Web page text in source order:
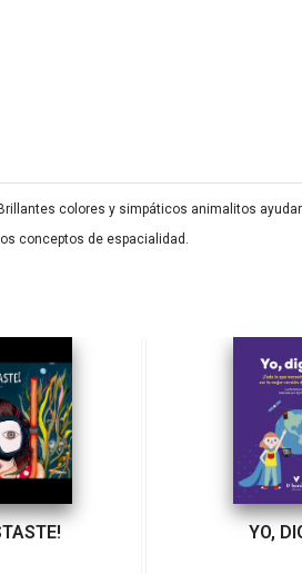
colores y simpáticos animalitos
conceptos de espacialidad.
YO,